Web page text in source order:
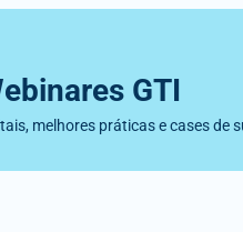
GTI
melhores práticas e cases de